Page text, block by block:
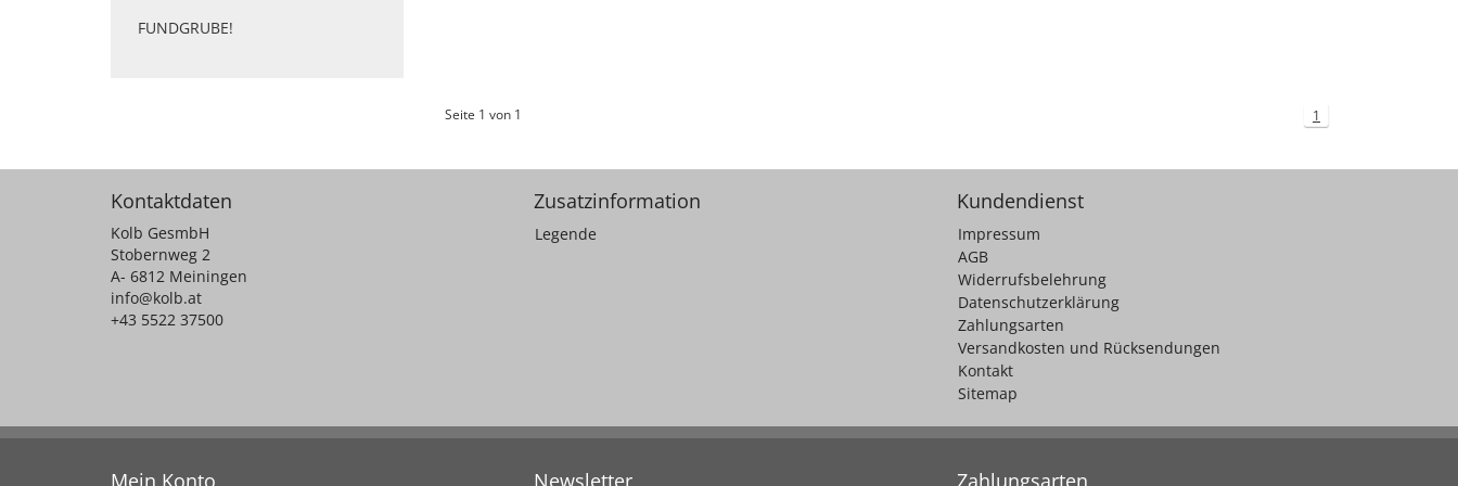
FUNDGRUBE!
Seite 1 von 1 1
Kontaktdaten
Kolb GesmbH
Stobernweg 2
A- 6812 Meiningen
info@kolb.at
+43 5522 37500
Zusatzinformation
Legende
Kundendienst
Impressum
AGB
Widerrufsbelehrung
Datenschutzerklärung
Zahlungsarten
Versandkosten und Rücksendungen
Kontakt
Sitemap
Mein Konto Newsletter Zahlungsarten